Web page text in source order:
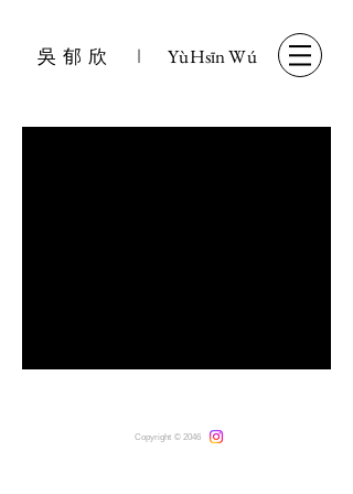
吳 郁 欣 lYùHsīn Wú
Copyright © 2046